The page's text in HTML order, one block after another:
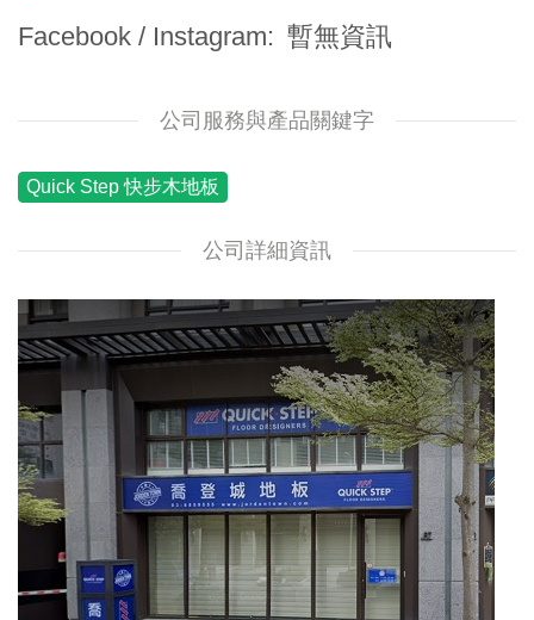
Facebook / Instagram
暫無資訊
公司服務與產品關鍵字
Quick Step 快步木地板
公司詳細資訊